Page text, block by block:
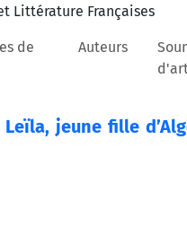
de
Auteurs
jeune fille